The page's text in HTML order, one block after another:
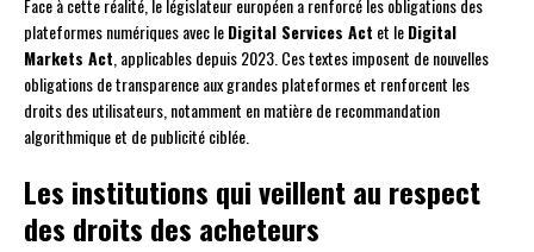
Face à cette réalité, le législateur européen a renforcé les obligations des
plateformes numériques avec leDigital Services Act et leDigital
Markets Act , applicables depuis 2023. Ces textes imposent de nouvelles
obligations de transparence aux grandes plateformes et renforcent les
droits des utilisateurs, notamment en matière de recommandation
algorithmique et de publicité ciblée.
Les institutions qui veillent au respect
des droits des acheteurs